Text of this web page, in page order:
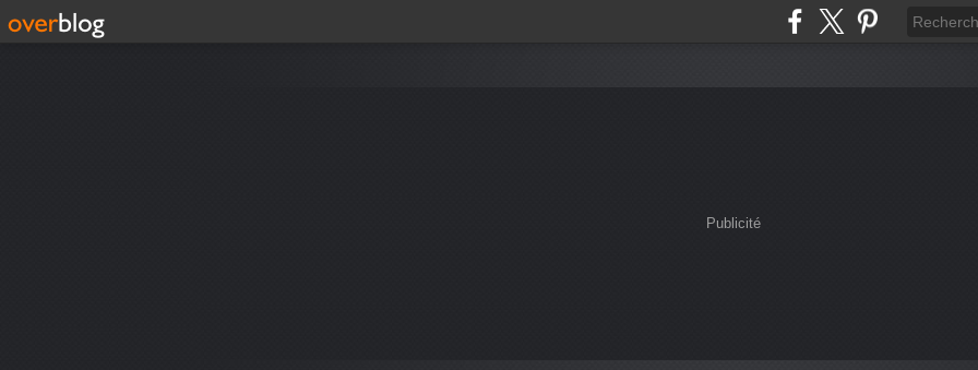
Publicité